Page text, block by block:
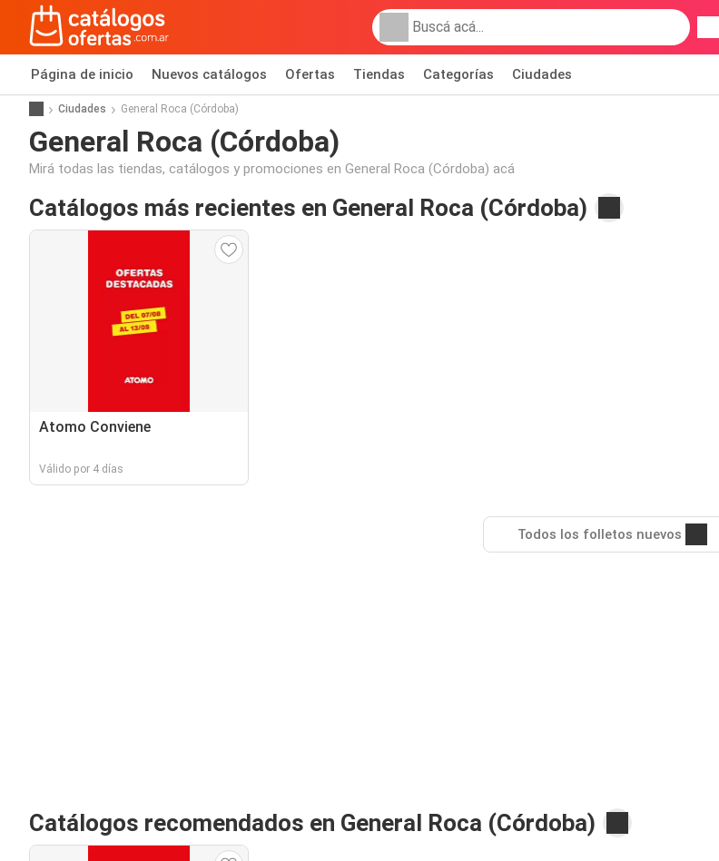
Página de inicio Nuevos catálogos Ofertas Tiendas Categorías Ciudades
Ciudades General Roca (Córdoba)
General Roca (Córdoba)
Mirá todas las tiendas, catálogos y promociones en General Roca (Córdoba) acá
Catálogos más recientes en General Roca (Córdoba)
Atomo Conviene
Válido por 4 días
Todos los folletos nuevos
Catálogos recomendados en General Roca (Córdoba)